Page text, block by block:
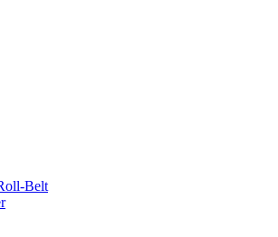
Belt